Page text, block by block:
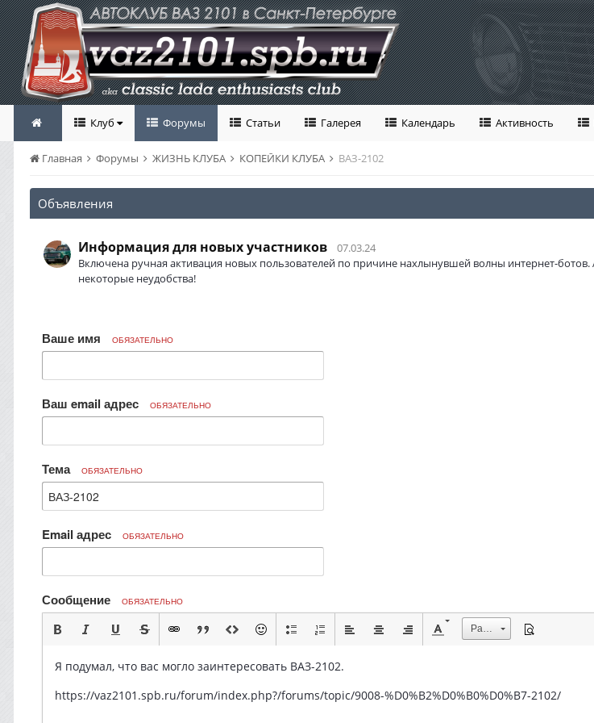
Клуб Форумы Статьи Галерея Календарь Активность
Главная Форумы ЖИЗНЬ КЛУБА КОПЕЙКИ КЛУБА ВАЗ-2102
Объявления
Информация для новых участников
07.03.24
Включена ручная активация новых пользователей по причине нахлынувшей волны интернет-
некоторые неудобства!
Ваше имя ОБЯЗАТЕЛЬНО
Ваш email адрес ОБЯЗАТЕЛЬНО
Тема ОБЯЗАТЕЛЬНО
Email адрес ОБЯЗАТЕЛЬНО
Сообщение ОБЯЗАТЕЛЬНО
Размер
Я подумал, что вас могло заинтересовать ВАЗ-2102.
https://vaz2101.spb.ru/forum/index.php?/forums/topic/9008-%D0%B2%D0%B0%D0%B7-2102/